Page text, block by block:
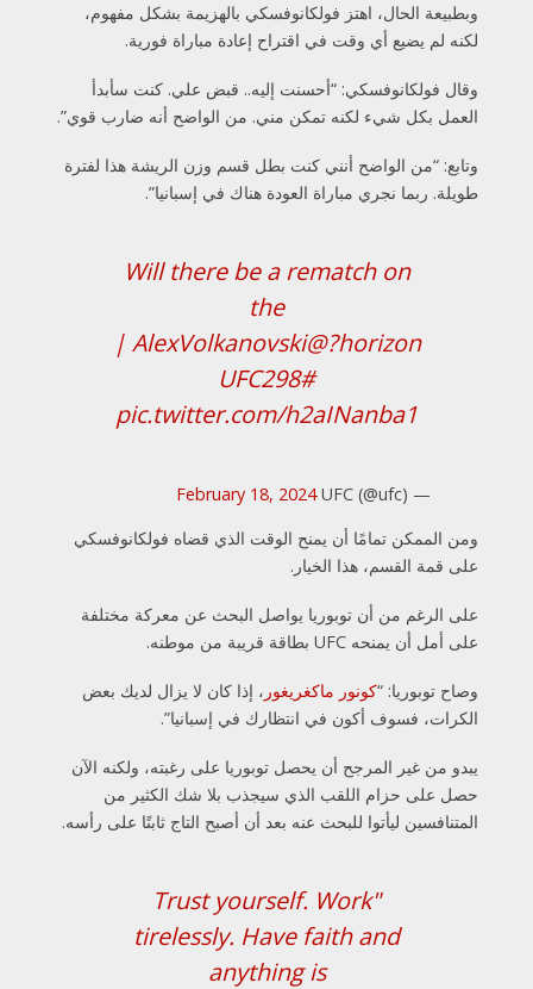
وبطبيعة الحال، اهتز فولكانوفسكي بالهزيمة بشكل مفهوم،
لكنه لم يضيع أي وقت في اقتراح إعادة مباراة فورية.
وقال فولكانوفسكي: “أحسنت إليه.. قبض علي. كنت سأبدأ
العمل بكل شيء لكنه تمكن مني. من الواضح أنه ضارب قوي”.
وتابع: “من الواضح أنني كنت بطل قسم وزن الريشة هذا لفترة
طويلة. ربما نجري مباراة العودة هناك في إسبانيا”.
Will there be a rematch on
the
horizon?
@AlexVolkanovski
|
#UFC298
pic.twitter.com/h2aINanba1
— UFC (@ufc)
February 18, 2024
ومن الممكن تمامًا أن يمنح الوقت الذي قضاه فولكانوفسكي
على قمة القسم، هذا الخيار.
على الرغم من أن توبوريا يواصل البحث عن معركة مختلفة
على أمل أن يمنحه UFC بطاقة قريبة من موطنه.
وصاح توبوريا: “كونور ماكغريغور ، إذا كان لا يزال لديك بعض
الكرات، فسوف أكون في انتظارك في إسبانيا”.
يبدو من غير المرجح أن يحصل توبوريا على رغبته، ولكنه الآن
حصل على حزام اللقب الذي سيجذب بلا شك الكثير من
المتنافسين ليأتوا للبحث عنه بعد أن أصبح التاج ثابتًا على رأسه.
"Trust yourself. Work
tirelessly. Have faith and
anything is